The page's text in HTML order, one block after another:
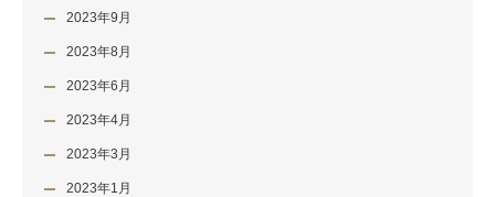
2023年9月
2023年8月
2023年6月
2023年4月
2023年3月
2023年1月